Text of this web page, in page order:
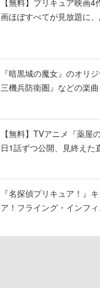
画ほぼすべてが見放題に
『暗黒城の魔女』のオリ
三機兵防衛圏』などの楽
【無料】TVアニメ『薬
日1話ずつ公開、見終えた
『名探偵プリキュア！』
ア！フライング・インフ